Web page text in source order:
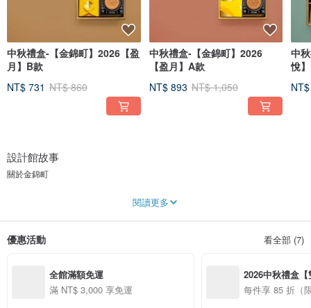
中秋禮盒-【金錦町】2026【盈
月】B款
NT$ 731 NT$ 860
中秋禮盒-【金錦町】2026
【盈月】A款
NT$ 893 NT$ 1,050
中
悅】
設計館故事
關於金錦町
「金錦町」座落於台北市金華街84號及86號，老屋興建於日治時期，座落處屬日
治時期「錦町」行政區，昔時為殖產局山林課職員宿舍，光復後「錦町」街廓上
名，結合日治時期「錦町」行政區名為品牌命名，創生「金錦町」。
「金錦町」期望鏈接起這塊土地的過往與未來，以人情味充滿的伴手禮，牽起人
閱讀更多
優惠活動 看全部 (7)
全館滿額免運
滿 NT$ 3,000 享免運
2026中秋禮盒
優惠
每件享 85 折（